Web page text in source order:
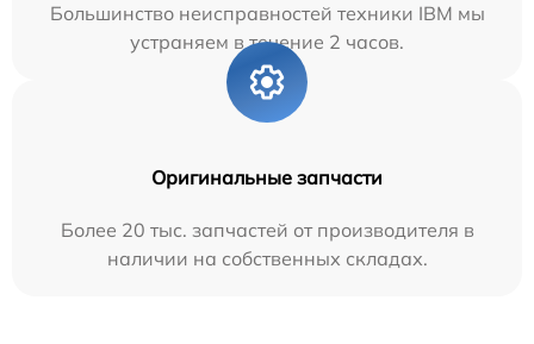
Большинство неисправностей техники IBM мы
устраняем в течение 2 часов.
Оригинальные запчасти
Более 20 тыс. запчастей от производителя в
наличии на собственных складах.